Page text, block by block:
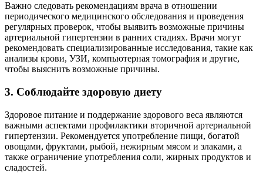
Важно следовать рекомендациям врача в отношении
периодического медицинского обследования и проведения
регулярных проверок, чтобы выявить возможные причины
артериальной гипертензии в ранних стадиях. Врачи могут
рекомендовать специализированные исследования, такие как
анализы крови, УЗИ, компьютерная томография и другие,
чтобы выяснить возможные причины.
3. Соблюдайте здоровую диету
Здоровое питание и поддержание здорового веса являются
важными аспектами профилактики вторичной артериальной
гипертензии. Рекомендуется употребление пищи, богатой
овощами, фруктами, рыбой, нежирным мясом и злаками, а
также ограничение употребления соли, жирных продуктов и
сладостей.